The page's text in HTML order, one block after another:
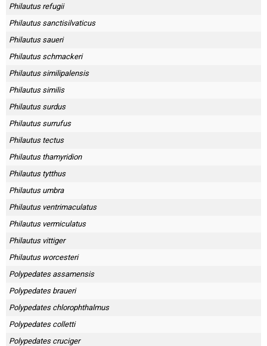
Philautus refugii
Philautus sanctisilvaticus
Philautus saueri
Philautus schmackeri
Philautus similipalensis
Philautus similis
Philautus surdus
Philautus surrufus
Philautus tectus
Philautus thamyridion
Philautus tytthus
Philautus umbra
Philautus ventrimaculatus
Philautus vermiculatus
Philautus vittiger
Philautus worcesteri
Polypedates assamensis
Polypedates braueri
Polypedates chlorophthalmus
Polypedates colletti
Polypedates cruciger